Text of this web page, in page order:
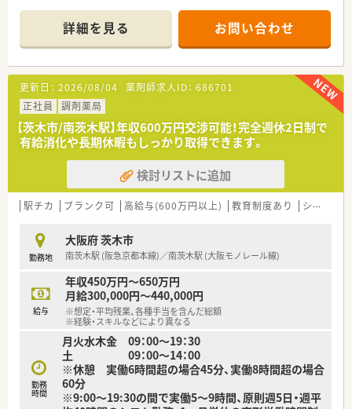
【店舗情報と応需状況について】
■茨木市内に位置する店舗を中心としながら近隣の複数店舗を
巡回してサポートするラウンダーとしてご活躍いただきます。
■中心となる南茨木駅の店舗は車通勤が可能となっており1日約
150枚の処方箋を受け付けている地域密着型の薬局です。
■全店舗において全時間帯に事務員を配置することで1人あたり
約20枚のゆとりある体制を整え業務負担を軽減しています。
【法人特徴について】
■兵庫や大阪、京都のエリアを中心に10店舗以上を展開してお
り、各地域に根ざしたドミナント戦略で安定した経営を続けてい
ます。
■国の方針に沿ったかかりつけ薬局の推進や在宅業務にも注力
です。
■近年は新規出店を積極的に行うなど勢いがあり、大手チェーン
にはない独自の付加価値を提供することを目指している法人で
す。
【勤務実態について】
■残業時間は月平均でも少なめに抑えられており、ワークライフ
す。
■夏季休暇や年末年始の休暇は有給休暇を組み合わせて取得し
ており、スタッフ同士で調整しながら長期の連休を作ることも可
能です。
■全店舗に共通してスタッフへのお弁当支給制度があり、現場の
詳細を見る お問い合わせ
更新日： 2026/08/04 薬剤師求人ID： 686701
正社員
調剤薬局
【茨木市/南茨木駅】年収600万円交渉可能！完全週休2日制で
有給消化や長期休暇もしっかり取得できます。
検討リストに追加
駅チカ ブランク可 高給与(600万円以上) 教育制度あり シフト制
勤務地
大阪府 茨木市
南茨木駅 (阪急京都本線)／南茨木駅 (大阪モノレール線)
給与
年収450万円～650万円
月給300,000円～440,000円
※想定・平均残業、各種手当を含んだ総額
※経験・スキルなどにより異なる
勤務
時間
月火水木金 09：00～19：30
土 09：00～14：00
※休憩 実働6時間超の場合45分、実働8時間超の場合
60分
※9:00～19:30の間で実働5～9時間、原則週5日・週平